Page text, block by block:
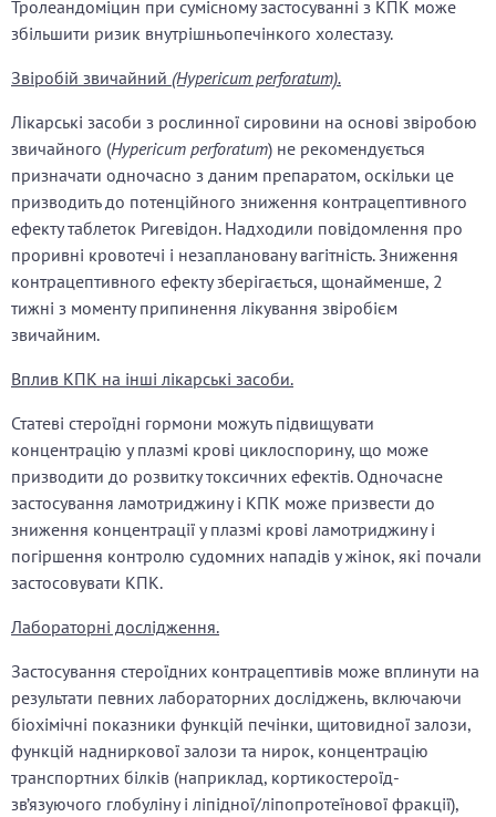
Тролеандоміцин при сумісному застосуванні з КПК може
збільшити ризик внутрішньопечінкого холестазу.
Звіробій звичайний (Hypericum perforatum).
Лікарські засоби з рослинної сировини на основі звіробою
звичайного (Hypericum perforatum) не рекомендується
призначати одночасно з даним препаратом, оскільки це
призводить до потенційного зниження контрацептивного
ефекту таблеток Ригевідон. Надходили повідомлення про
проривні кровотечі і незаплановану вагітність. Зниження
контрацептивного ефекту зберігається, щонайменше, 2
тижні з моменту припинення лікування звіробієм
звичайним.
Вплив КПК на інші лікарські засоби.
Статеві стероїдні гормони можуть підвищувати
концентрацію у плазмі крові циклоспорину, що може
призводити до розвитку токсичних ефектів. Одночасне
застосування ламотриджину і КПК може призвести до
зниження концентрації у плазмі крові ламотриджину і
погіршення контролю судомних нападів у жінок, які почали
застосовувати КПК.
Лабораторні дослідження.
Застосування стероїдних контрацептивів може вплинути на
результати певних лабораторних досліджень, включаючи
біохімічні показники функцій печінки, щитовидної залози,
функцій надниркової залози та нирок, концентрацію
транспортних білків (наприклад, кортикостероїд-
зв’язуючого глобуліну і ліпідної/ліпопротеїнової фракції),